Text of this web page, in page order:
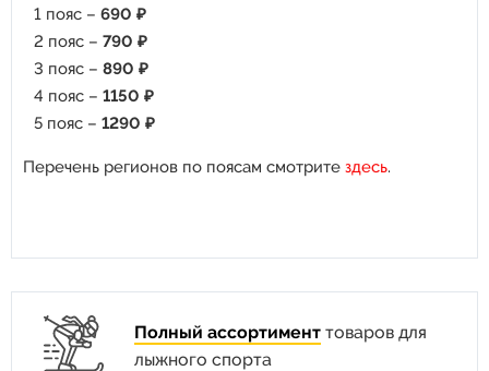
1 пояс – 690 ₽
2 пояс – 790 ₽
3 пояс – 890 ₽
4 пояс – 1150 ₽
5 пояс – 1290 ₽
Перечень регионов по поясам смотрите здесь.
Полный ассортимент товаров для
лыжного спорта